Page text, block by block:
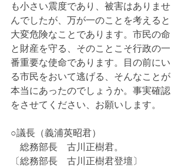
も小さい震度であり、被害はありませ
んでしたが、万が一のことを考えると
大変危険なことであります。市民の命
と財産を守る、そのことこそ行政の一
番重要な使命であります。目の前にい
る市民をおいて逃げる、そんなことが
本当にあったのでしょうか。事実確認
をさせてください、お願いします。
○議長（義浦英昭君）
総務部長　古川正樹君。
〔総務部長　古川正樹君登壇〕